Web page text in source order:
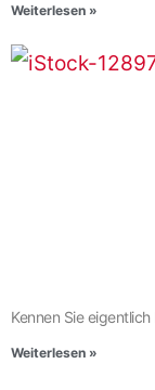
Weiterlesen »
Kennen Sie
Weiterlesen »